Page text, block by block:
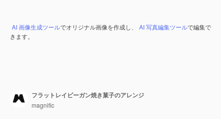
AI 画像生成ツールでオリジナル画像を作成し、 AI 写真編集ツールで編集で
きます。
フラットレイビーガン焼き菓子のアレンジ
magnific